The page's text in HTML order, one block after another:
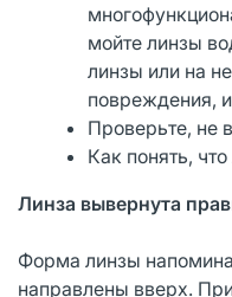
мойте линзы
линзы или на
повреждения,
Проверьте, не
Как понять,
Линза вывернута
Форма линзы
направлены вверх.